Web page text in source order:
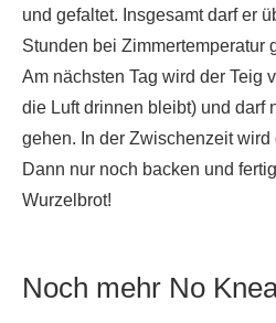
und gefaltet. Insgesamt darf er
Stunden bei Zimmertemperatur
Am nächsten Tag wird der Teig
die Luft drinnen bleibt) und darf
gehen. In der Zwischenzeit wird
Dann nur noch backen und
Wurzelbrot!
Noch mehr No